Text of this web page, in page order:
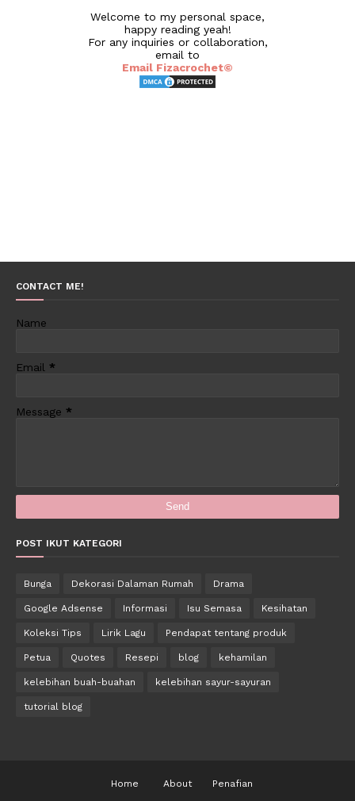
Welcome to my personal space,
happy reading yeah!
For any inquiries or collaboration,
email to
Email Fizacrochet©
CONTACT ME!
Name
Email *
Message *
POST IKUT KATEGORI
Bunga Dekorasi Dalaman Rumah Drama
Google Adsense Informasi Isu Semasa Kesihatan
Koleksi Tips Lirik Lagu Pendapat tentang produk
Petua Quotes Resepi blog kehamilan
kelebihan buah-buahan kelebihan sayur-sayuran
tutorial blog
Home About Penafian